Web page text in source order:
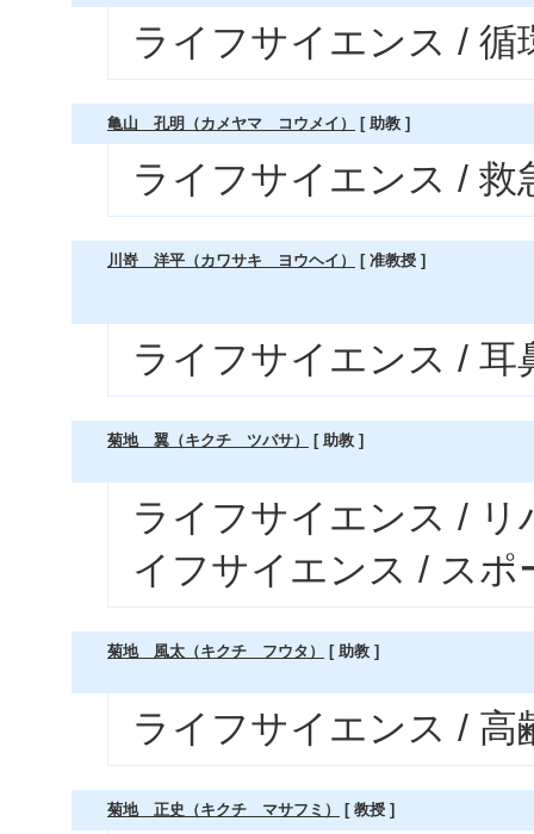
ライフサイエンス / 循
亀山 孔明（カメヤマ コウメイ） [ 助教 ]
ライフサイエンス / 救
川嵜 洋平（カワサキ ヨウヘイ） [ 准教授 ]
ライフサイエンス / 耳
菊地 翼（キクチ ツバサ） [ 助教 ]
ライフサイエンス /
イフサイエンス / スポ
菊地 風太（キクチ フウタ） [ 助教 ]
ライフサイエンス / 高
菊地 正史（キクチ マサフミ） [ 教授 ]